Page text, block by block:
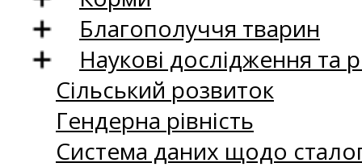
Благополуччя тварин
Наукові дослідження та
Сільський розвиток
Гендерна рівність
Система даних щодо